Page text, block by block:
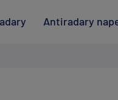
Antiradary